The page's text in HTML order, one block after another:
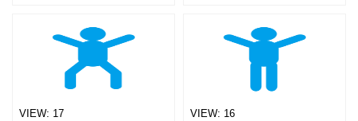
姫と彦星が手をあげて立
っています。 学校プリン
トや季節のお知らせに使
すいようシンプルに仕上
げました。 笑顔の織り姫
と彦星が片手をあげて立
VIEW: 17 VIEW: 16